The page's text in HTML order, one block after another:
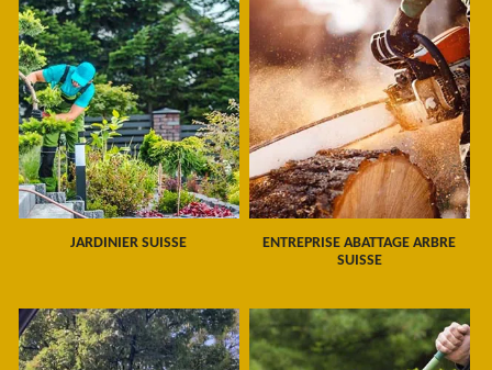
JARDINIER SUISSE
ENTREPRISE ABATTAGE ARBRE
SUISSE